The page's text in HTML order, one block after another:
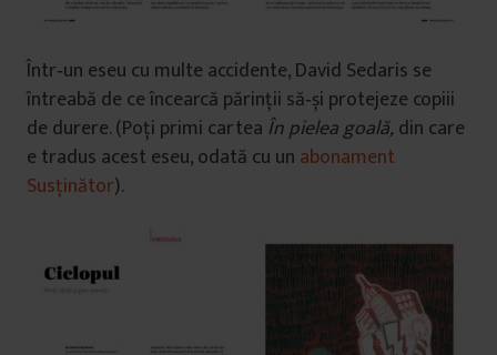
Într‑un eseu cu multe accidente, David Sedaris se
întreabă de ce încearcă părinții să‑și protejeze copiii
de durere. (Poți primi cartea În pielea goală, din care
e tradus acest eseu, odată cu un abonament
Susținător).